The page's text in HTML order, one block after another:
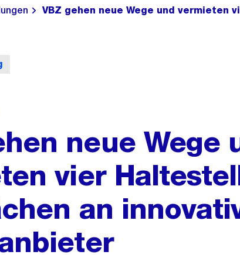
VBZ gehen neue Wege und
neue Wege
vier
an